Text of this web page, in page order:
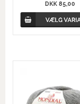
DKK 85,00